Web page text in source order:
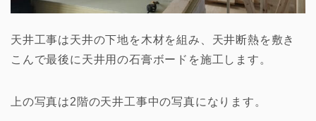
天井工事は天井の下地を木材を組み、天井断熱を敷き
こんで最後に天井用の石膏ボードを施工します。
上の写真は2階の天井工事中の写真になります。